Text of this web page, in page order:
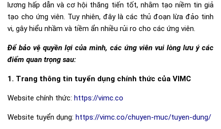
lương hấp dẫn và cơ hội thăng tiến tốt, nhằm tạo niềm tin giả
tạo cho ứng viên. Tuy nhiên, đây là các thủ đoạn lừa đảo tinh
vi, gây hiểu nhầm và tiềm ẩn nhiều rủi ro cho các ứng viên.
Để bảo vệ quyền lợi của mình, các ứng viên vui lòng lưu ý các
điểm quan trọng sau:
1. Trang thông tin tuyển dụng chính thức của VIMC
Website chính thức: https://vimc.co
Website tuyển dụng: https://vimc.co/chuyen-muc/tuyen-dung/